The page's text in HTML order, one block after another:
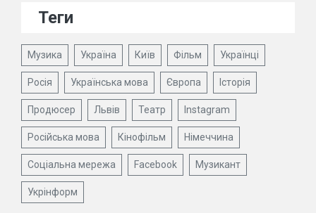
Теги
Музика Україна Київ Фільм Українці
Росія Українська мова Європа Історія
Продюсер Львів Театр Instagram
Російська мова Кінофільм Німеччина
Соціальна мережа Facebook Музикант
Укрінформ